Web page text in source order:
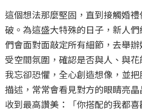
這個想法那麼堅固，直到接觸婚
破。為這盛大特殊的日子，新人
們會面對面敲定所有細節，去舉
受空間氛圍，確認是否與人、與
我忘卻恐懼，全心創造想像，並
描述，常常會看見對方的眼睛亮
收到最高讚美：「你搭配的我都